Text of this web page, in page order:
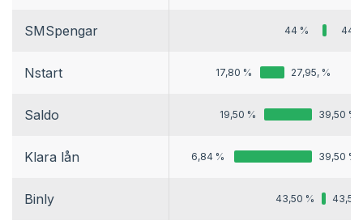
SMSpengar 44 % 44
Nstart 17,80 % 27,95, %
Saldo 19,50 % 39,50 %
Klara lån 6,84 % 39,50 %
Binly 43,50 % 43,50